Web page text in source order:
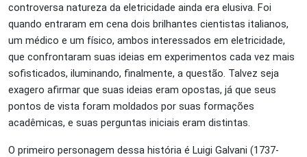
controversa natureza da eletricidade ainda era elusiva. Foi
quando entraram em cena dois brilhantes cientistas italianos,
um médico e um físico, ambos interessados em eletricidade,
que confrontaram suas ideias em experimentos cada vez mais
sofisticados, iluminando, finalmente, a questão. Talvez seja
exagero afirmar que suas ideias eram opostas, já que seus
pontos de vista foram moldados por suas formações
acadêmicas, e suas perguntas iniciais eram distintas.
O primeiro personagem dessa história é Luigi Galvani (1737-